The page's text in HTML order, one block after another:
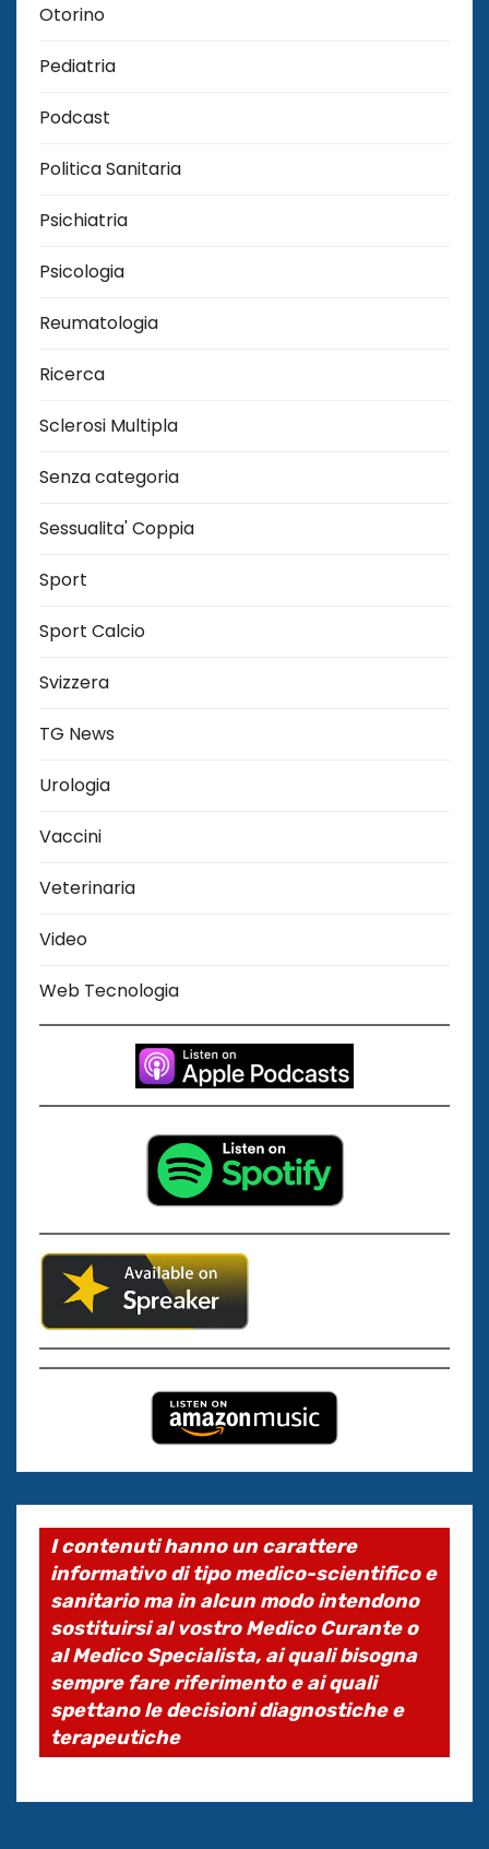
Otorino
Pediatria
Podcast
Politica Sanitaria
Psichiatria
Psicologia
Reumatologia
Ricerca
Sclerosi Multipla
Senza categoria
Sessualita' Coppia
Sport
Sport Calcio
Svizzera
TG News
Urologia
Vaccini
Veterinaria
Video
Web Tecnologia
I contenuti hanno un carattere
informativo di tipo medico-scientifico e
sanitario ma in alcun modo intendono
sostituirsi al vostro Medico Curante o
al Medico Specialista, ai quali bisogna
sempre fare riferimento e ai quali
spettano le decisioni diagnostiche e
terapeutiche